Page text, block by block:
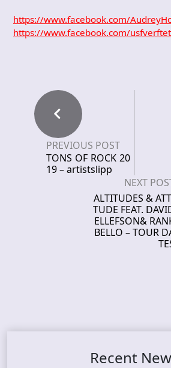
https://www.facebook.com/
https://www.facebook.com/usfverftet
PREVIOUS POST
TONS OF ROCK 20
19 – artistslipp
NEXT
ALTITUDES &
TUDE FEAT.
ELLEFSON&
BELLO – TOUR
Recent